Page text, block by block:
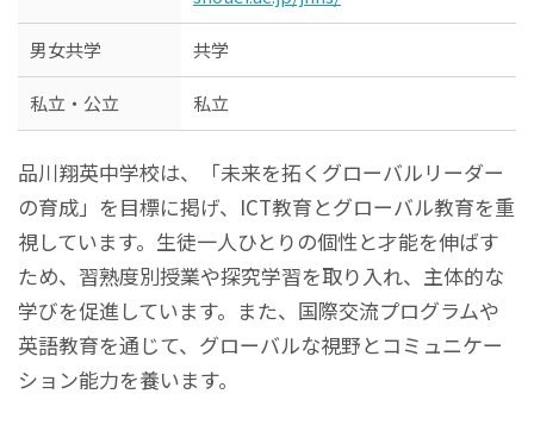
男女共学 共学
私立・公立 私立
品川翔英中学校は、「未来を拓くグローバルリーダー
の育成」を目標に掲げ、ICT教育とグローバル教育を重
視しています。生徒一人ひとりの個性と才能を伸ばす
ため、習熟度別授業や探究学習を取り入れ、主体的な
学びを促進しています。また、国際交流プログラムや
英語教育を通じて、グローバルな視野とコミュニケー
ション能力を養います。